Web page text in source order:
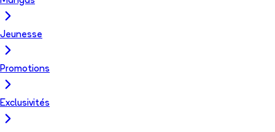
Jeunesse
Promotions
Exclusivités